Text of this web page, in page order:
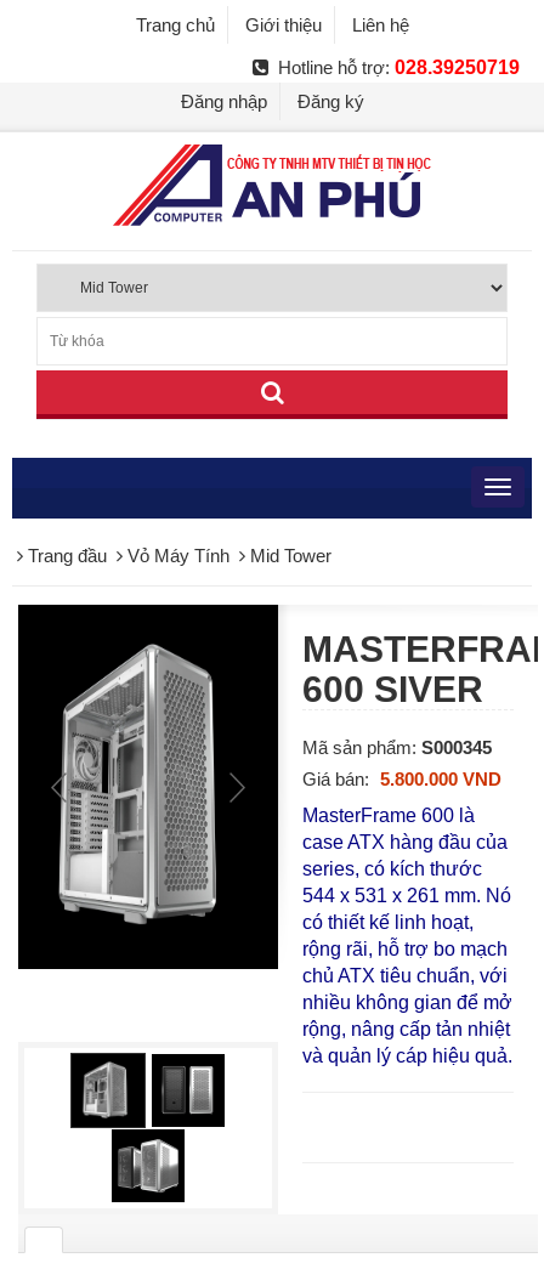
Trang chủ Giới thiệu Liên hệ
Hotline hỗ trợ: 028.39250719
Đăng nhập
Đăng ký
Trang đầu
Vỏ Máy Tính Mid Tower
600 SIVER
Mã sản phẩm: S000345
Giá bán: 5.800.000 VND
MasterFrame 600 là
case ATX hàng đầu của
series, có kích thước
544 x 531 x 261 mm. Nó
có thiết kế linh hoạt,
rộng rãi, hỗ trợ bo mạch
chủ ATX tiêu chuẩn, với
nhiều không gian để mở
rộng, nâng cấp tản nhiệt
và quản lý cáp hiệu quả.